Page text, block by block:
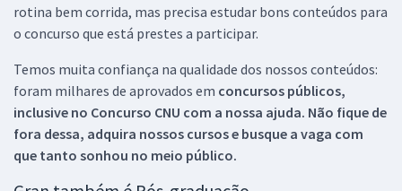
rotina bem corrida, mas precisa estudar bons conteúdos para
o concurso que está prestes a participar.
Temos muita confiança na qualidade dos nossos conteúdos:
foram milhares de aprovados em concursos públicos,
inclusive no Concurso CNU com a nossa ajuda. Não fique de
fora dessa, adquira nossos cursos e busque a vaga com
que tanto sonhou no meio público.